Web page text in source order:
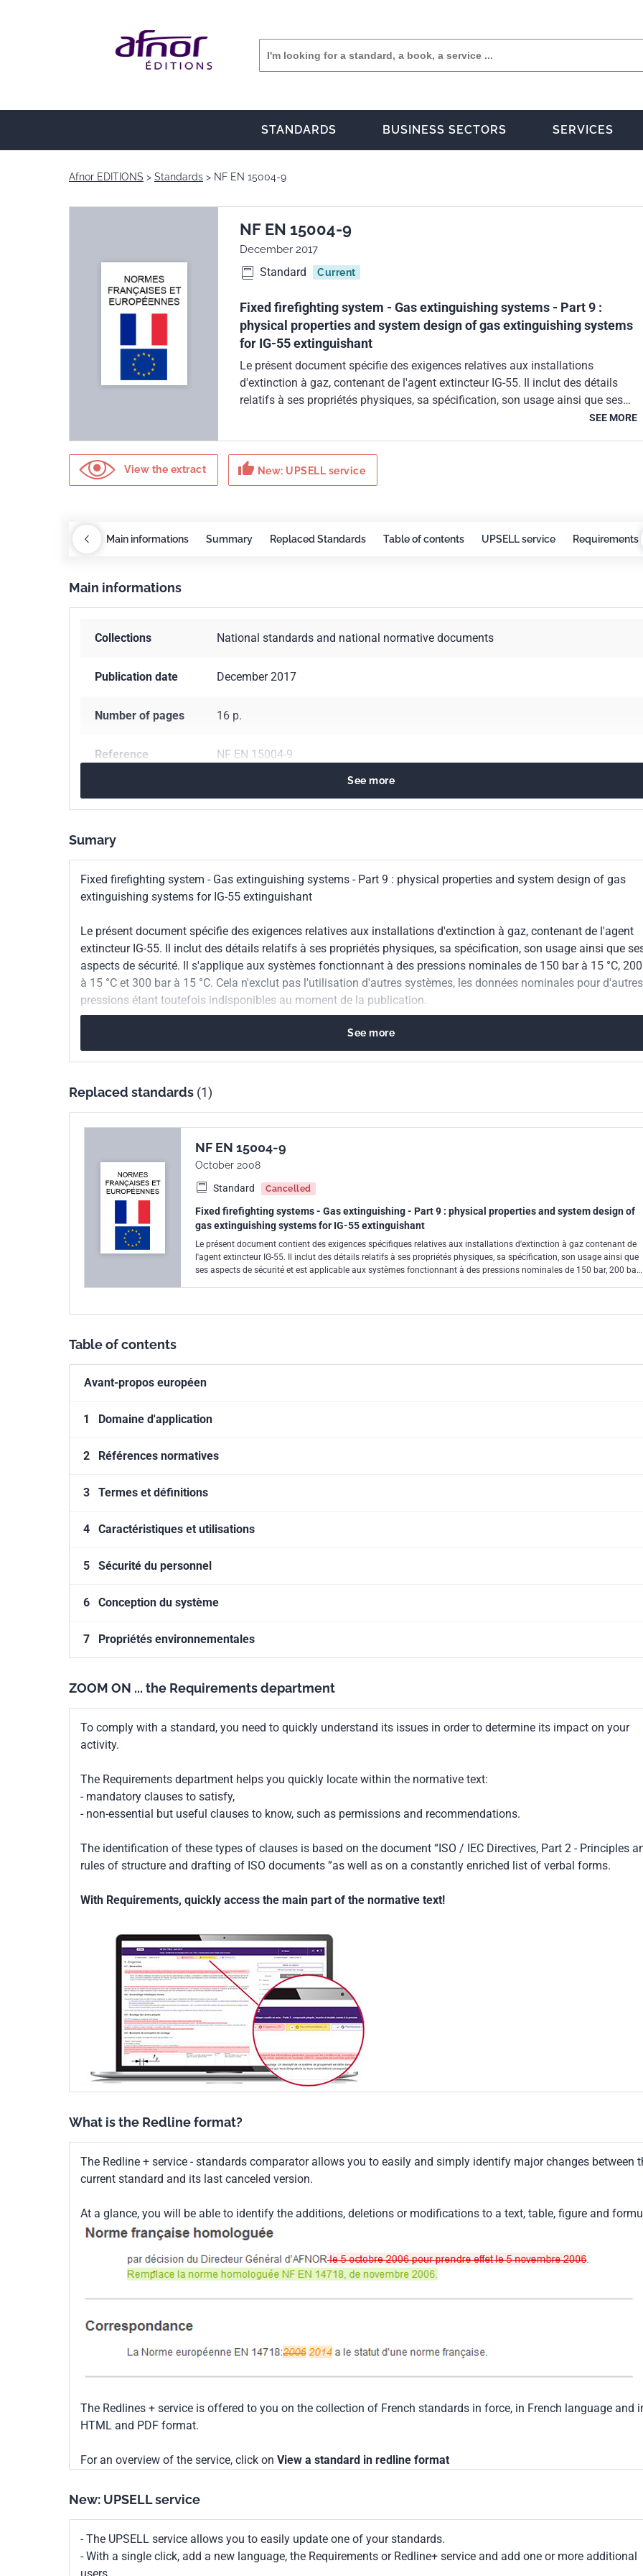
STANDARDS BUSINESS SECTORS SERVICES
Afnor EDITIONS Standards NF EN 15004-9
NF EN 15004-9
December 2017
Standard Current
Fixed firefighting system - Gas extinguishing systems - Part 9 :
physical properties and system design of gas extinguishing systems
for IG-55 extinguishant
Le présent document spécifie des exigences relatives aux installations
d'extinction à gaz, contenant de l'agent extincteur IG-55. Il inclut des détails
relatifs à ses propriétés physiques, sa spécification, son usage ainsi que ses
aspects de sécurité. Il s'applique aux systèmes fonctionnant à des pressions
pas l'utilisation d'autres systèmes, les données nominales pour d'autres
pressions étant toutefois indisponibles au moment de la publication.
SEE MORE
View the extract thumb_up New: UPSELL service
COBAZ Main informations Summary Replaced Standards Table of contents UPSELL service Requirements
Main informations
Collections National standards and national normative documents
Publication date December 2017
Number of pages 16 p.
Reference NF EN 15004-9
index
Print number
International
kinship
ISO 14520-14:2015
European kinship EN 15004-9:2017
See more
Sumary
Fixed firefighting system - Gas extinguishing systems - Part 9 : physical properties and system design of gas
extinguishing systems for IG-55 extinguishant
Le présent document spécifie des exigences relatives aux installations d'extinction à gaz, contenant de l'agent
extincteur IG-55. Il inclut des détails relatifs à ses propriétés physiques, sa spécification, son usage ainsi que
aspects de sécurité. Il s'applique aux systèmes fonctionnant à des pressions nominales de 150 bar à 15 °C,
à 15 °C et 300 bar à 15 °C. Cela n'exclut pas l'utilisation d'autres systèmes, les données nominales pour d'autres
pressions étant toutefois indisponibles au moment de la publication.
See more
Replaced standards (1)
NF EN 15004-9
October 2008
Standard
Cancelled
Fixed firefighting systems - Gas extinguishing - Part 9 : physical properties and system design of
gas extinguishing systems for IG-55 extinguishant
Le présent document contient des exigences spécifiques relatives aux installations d'extinction à gaz contenant de
l'agent extincteur IG-55. Il inclut des détails relatifs à ses propriétés physiques, sa spécification, son usage ainsi que
ses aspects de sécurité et est applicable aux systèmes fonctionnant à des pressions nominales de 150 bar, 200 bar
Table of contents
Avant-propos européen
1 Domaine d'application
2 Références normatives
3 Termes et définitions
4 Caractéristiques et utilisations
5 Sécurité du personnel
6 Conception du système
7 Propriétés environnementales
ZOOM ON ... the Requirements department
To comply with a standard, you need to quickly understand its issues in order to determine its impact on your
activity.
The Requirements department helps you quickly locate within the normative text:
- mandatory clauses to satisfy,
- non-essential but useful clauses to know, such as permissions and recommendations.
The identification of these types of clauses is based on the document “ISO / IEC Directives, Part 2 - Principles
rules of structure and drafting of ISO documents ”as well as on a constantly enriched list of verbal forms.
With Requirements, quickly access the main part of the normative text!
What is the Redline format?
The Redline + service - standards comparator allows you to easily and simply identify major changes between
current standard and its last canceled version.
At a glance, you will be able to identify the additions, deletions or modifications to a text, table, figure and
The Redlines + service is offered to you on the collection of French standards in force, in French language and
HTML and PDF format.
For an overview of the service, click on View a standard in redline format
New: UPSELL service
- The UPSELL service allows you to easily update one of your standards.
- With a single click, add a new language, the Requirements or Redline+ service and add one or more additional